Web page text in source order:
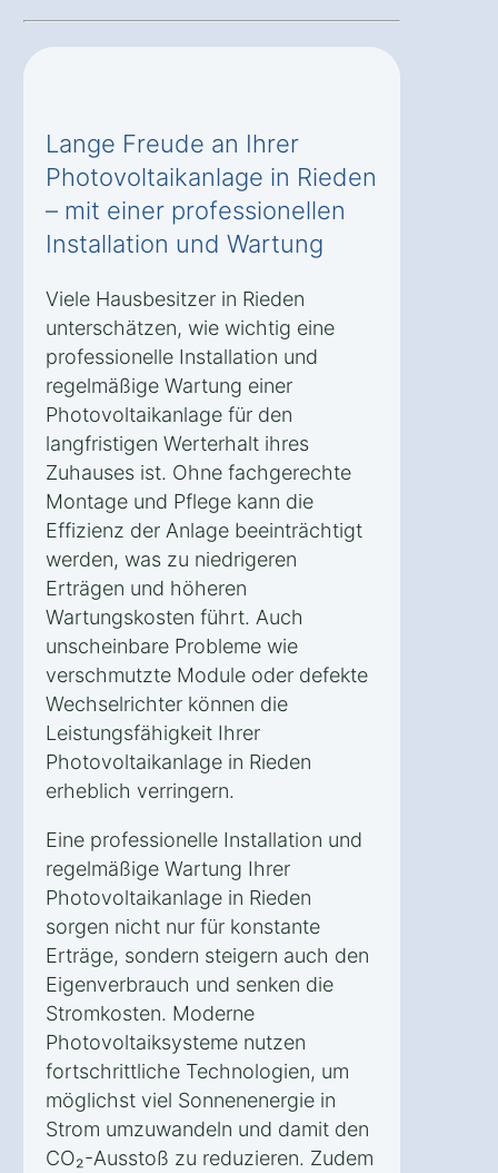
Lange Freude an Ihrer
Photovoltaikanlage in Rieden
– mit einer professionellen
Installation und Wartung
Viele Hausbesitzer in Rieden
unterschätzen, wie wichtig eine
professionelle Installation und
regelmäßige Wartung einer
Photovoltaikanlage für den
langfristigen Werterhalt ihres
Zuhauses ist. Ohne fachgerechte
Montage und Pflege kann die
Effizienz der Anlage beeinträchtigt
werden, was zu niedrigeren
Erträgen und höheren
Wartungskosten führt. Auch
unscheinbare Probleme wie
verschmutzte Module oder defekte
Wechselrichter können die
Leistungsfähigkeit Ihrer
Photovoltaikanlage in Rieden
erheblich verringern.
Eine professionelle Installation und
regelmäßige Wartung Ihrer
Photovoltaikanlage in Rieden
sorgen nicht nur für konstante
Erträge, sondern steigern auch den
Eigenverbrauch und senken die
Stromkosten. Moderne
Photovoltaiksysteme nutzen
fortschrittliche Technologien, um
möglichst viel Sonnenenergie in
Strom umzuwandeln und damit den
CO₂-Ausstoß zu reduzieren. Zudem